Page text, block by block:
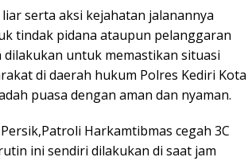
serta aksi kejahatan jalanannya
tindak pidana ataupun pelanggaran
untuk memastikan situasi
di daerah hukum Polres Kediri Kota
puasa dengan aman dan nyaman.
Harkamtibmas cegah 3C
ini sendiri dilakukan di saat jam